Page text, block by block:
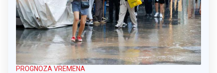
PROGNOZA VREMENA